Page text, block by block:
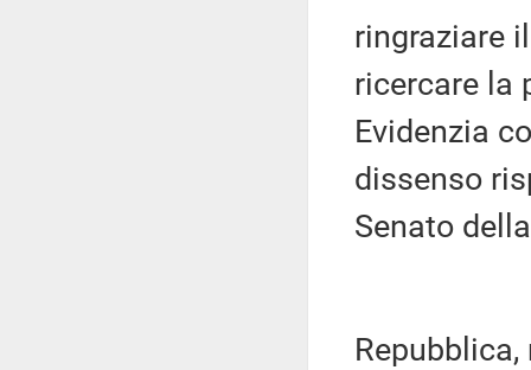
ringraziare
ricercare la
Evidenzia
dissenso
Senato della